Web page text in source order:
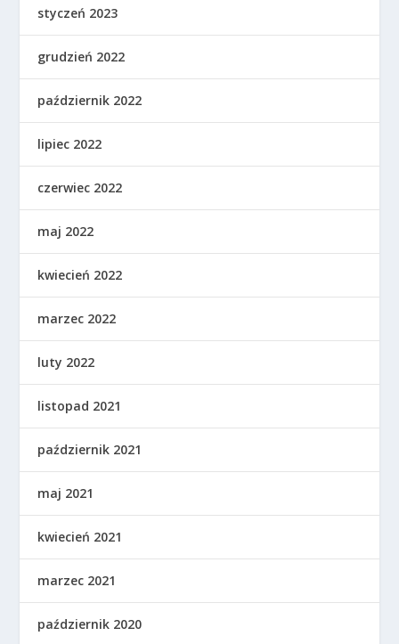
styczeń 2023
grudzień 2022
październik 2022
lipiec 2022
czerwiec 2022
maj 2022
kwiecień 2022
marzec 2022
luty 2022
listopad 2021
październik 2021
maj 2021
kwiecień 2021
marzec 2021
październik 2020